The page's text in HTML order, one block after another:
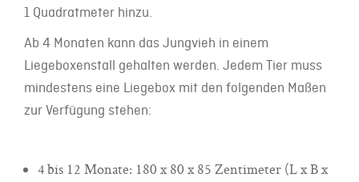
1 Quadratmeter hinzu.
Ab 4 Monaten kann das Jungvieh in einem
Liegeboxenstall gehalten werden. Jedem Tier muss
mindestens eine Liegebox mit den folgenden Maßen
zur Verfügung stehen:
4 bis 12 Monate: 180 x 80 x 85 Zentimeter (L x B x